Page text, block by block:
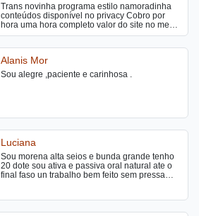
Trans novinha programa estilo namoradinha
conteúdos disponível no privacy Cobro por
hora uma hora completo valor do site no meu
local Saídas a combinar
Alanis Mor
Sou alegre ,paciente e carinhosa .
Luciana
Sou morena alta seios e bunda grande tenho
20 dote sou ativa e passiva oral natural ate o
final faso un trabalho bem feito sem pressa